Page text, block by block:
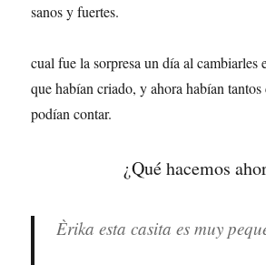
sanos y fuertes.
cual fue la sorpresa un día al cambiarles
que habían criado, y ahora habían tantos
podían contar.
¿Qué hacemos
Èrika esta casita es muy